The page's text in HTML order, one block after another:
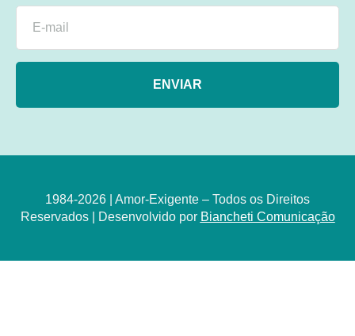
ENVIAR
1984-2026 | Amor-Exigente – Todos os Direitos
Reservados | Desenvolvido por Biancheti Comunicação